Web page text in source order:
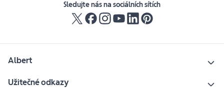
Sledujte nás na sociálních sítích
Albert
Užitečné odkazy